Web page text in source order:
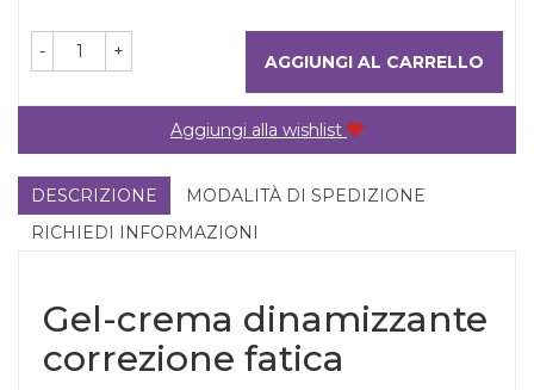
- + AGGIUNGI AL CARRELLO
Aggiungi alla wishlist
DESCRIZIONE
MODALITÀ DI SPEDIZIONE
RICHIEDI INFORMAZIONI
Gel-crema dinamizzante
correzione fatica